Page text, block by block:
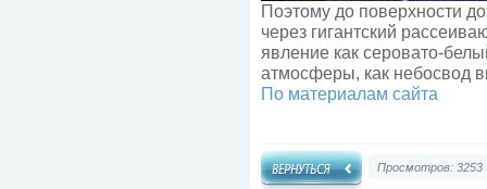
Поэтому до поверхности
через гигантский
явление как серовато-
атмосферы, как небосвод
По материалам сайта
Просмотров: 3253